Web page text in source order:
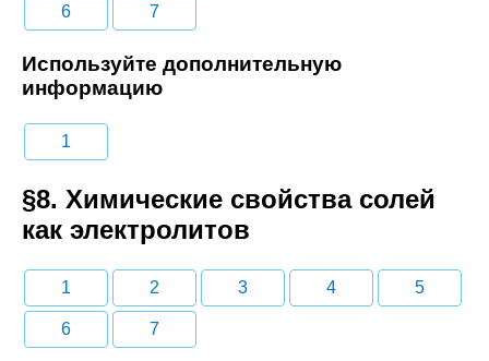
6 7
Используйте дополнительную
информацию
1
§8. Химические свойства солей
как электролитов
1 2 3 4 5
6 7